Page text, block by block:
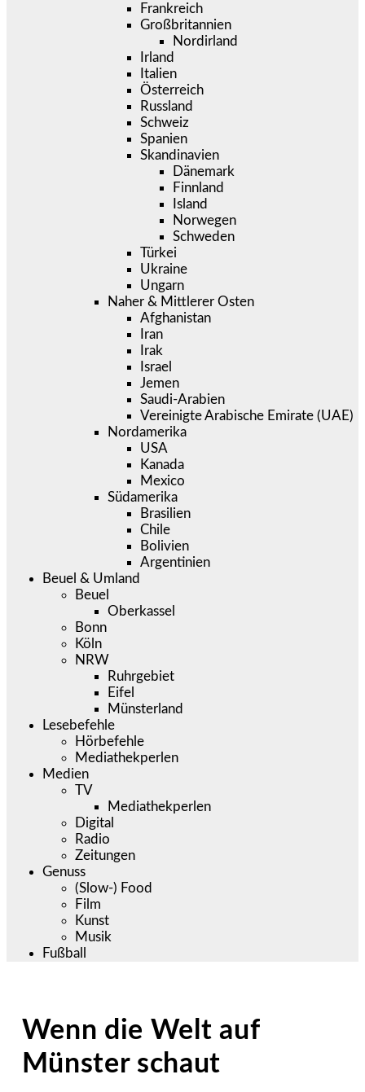
Frankreich
Großbritannien
Nordirland
Irland
Italien
Österreich
Russland
Schweiz
Spanien
Skandinavien
Dänemark
Finnland
Island
Norwegen
Schweden
Türkei
Ukraine
Ungarn
Naher & Mittlerer Osten
Afghanistan
Iran
Irak
Israel
Jemen
Saudi-Arabien
Vereinigte Arabische Emirate (UAE)
Nordamerika
USA
Kanada
Mexico
Südamerika
Brasilien
Chile
Bolivien
Argentinien
Beuel & Umland
Beuel
Oberkassel
Bonn
Köln
NRW
Ruhrgebiet
Eifel
Münsterland
Lesebefehle
Hörbefehle
Mediathekperlen
Medien
TV
Mediathekperlen
Digital
Radio
Zeitungen
Genuss
(Slow-) Food
Film
Kunst
Musik
Fußball
Wenn die Welt auf
Münster schaut